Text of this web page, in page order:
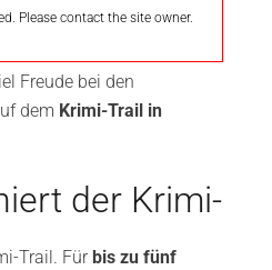
Please contact the site owner.
Freude bei den
dem Krimi-Trail in
der Krimi-
Trail. Für bis zu fünf